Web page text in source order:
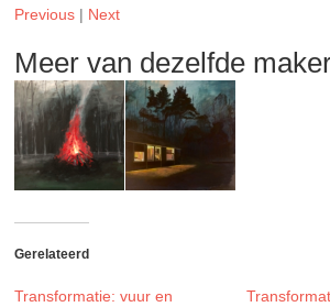
Previous | Next
Meer van dezelfde
Gerelateerd
Transformatie: vuur en